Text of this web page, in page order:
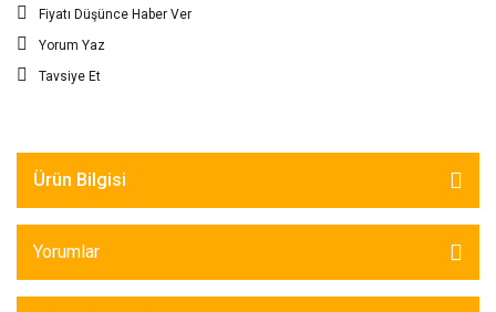
Fiyatı Düşünce Haber Ver
Yorum Yaz
Tavsiye Et
Ürün Bilgisi
Yorumlar